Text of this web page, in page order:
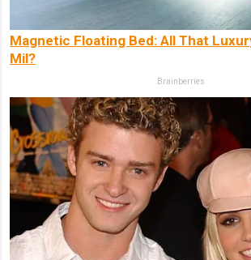
Magnetic Floating Bed: All That
Mil?
Brainberries